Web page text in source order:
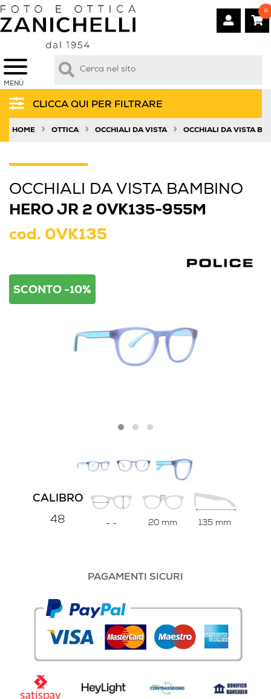
MENÙ
0
CLICCA QUI PER FILTRARE
HOME » OTTICA » OCCHIALI DA VISTA » OCCHIALI DA VISTA
OCCHIALI DA VISTA BAMBINO
HERO JR 2 0VK135-955M
cod. 0VK135
SCONTO -10%
CALIBRO
48 - - 20 mm 135 mm
PAGAMENTI SICURI